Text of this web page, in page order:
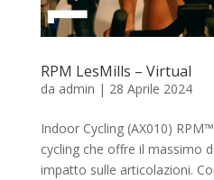
RPM LesMills – Virtual
da admin | 28 Aprile 2024
Indoor Cycling (AX010)
cycling che offre il massimo
impatto sulle articolazioni.